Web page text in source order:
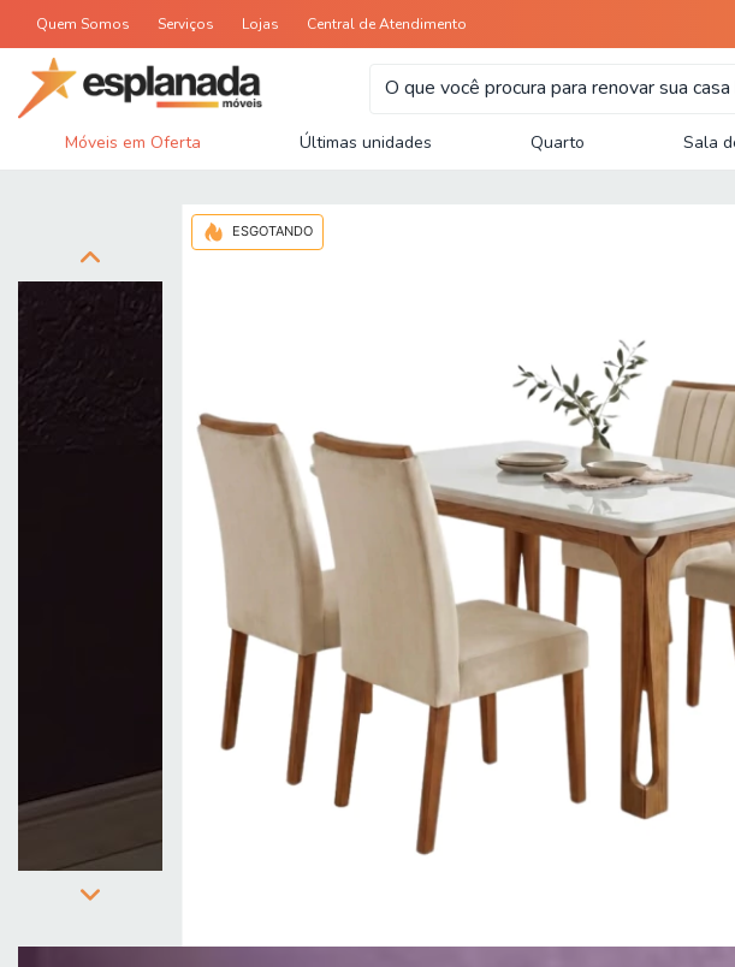
Quem Somos Serviços Lojas Central de Atendimento
Móveis em Oferta Últimas unidades Quarto Sala
ESGOTANDO